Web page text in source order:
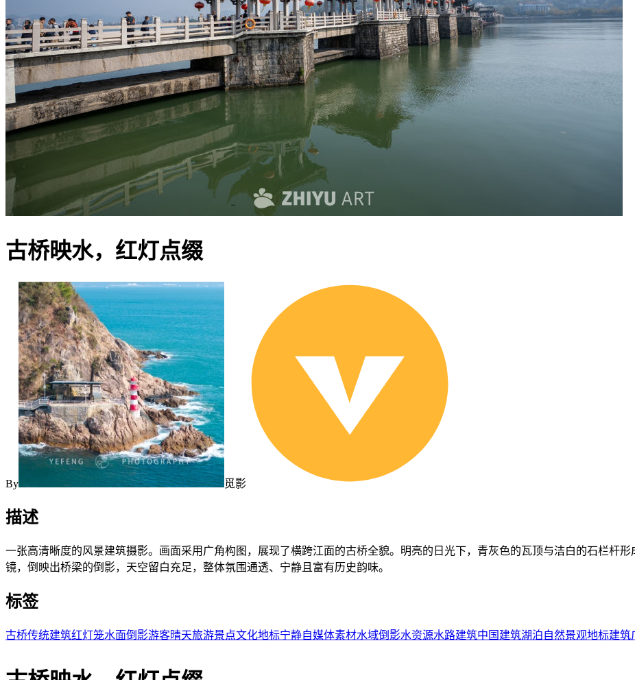
古桥映水，红灯点缀
By 觅影
描述
一张高清晰度的风景建筑摄影。画面采用广角构图，展现了横跨江面的古桥全貌。明亮的日光下，青灰色的瓦顶与洁白的石栏杆
镜，倒映出桥梁的倒影，天空留白充足，整体氛围通透、宁静且富有历史韵味。
标签
古桥传统建筑红灯笼水面倒影游客晴天旅游景点文化地标宁静自媒体素材水域倒影水资源水路建筑中国建筑湖泊自然景观地标建筑